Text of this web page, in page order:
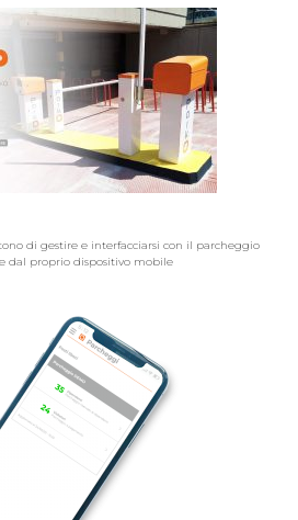
di gestire e interfacciarsi con il parcheggio
dal proprio dispositivo mobile